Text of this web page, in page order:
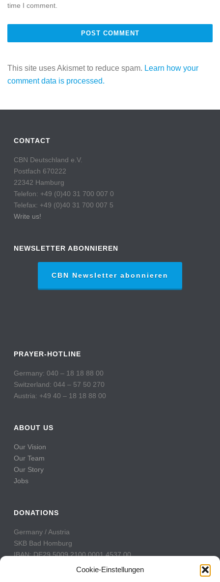
Cookie-Einstellungen
time I comment.
This site uses Akismet to reduce spam. Learn how your
comment data is processed.
CONTACT
CBN Deutschland e.V.
Postfach 670222
22342 Hamburg
Telefon: +49 (0)40 31 700 007 0
Telefax: +49 (0)40 31 700 007 5
Write us!
NEWSLETTER ABONNIEREN
CBN Newsletter abonnieren
PRAYER-HOTLINE
Germany: 040 – 18 18 88 00
Switzerland: 044 – 57 50 270
Austria: +49 40 – 18 18 88 00
ABOUT US
Our Vision
Our Team
Our Story
Jobs
DONATIONS
Germany / Austria
SKB Bad Homburg
IBAN: DE29 5009 2100 0001 4537 00
BIC: GENODE51BH2